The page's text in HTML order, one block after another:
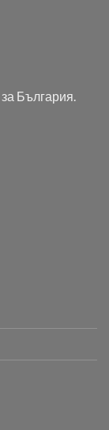
за България.